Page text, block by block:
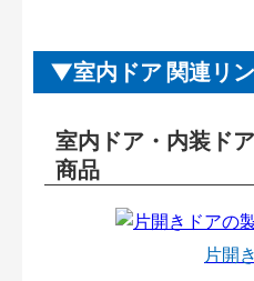
室内ドア 関連リ
室内ドア・内装ド
商品
片開